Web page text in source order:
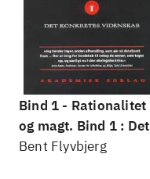
Bind 1 - Rationalitet
og magt. Bind 1 : Det
konkretes videnskab
Bent Flyvbjerg